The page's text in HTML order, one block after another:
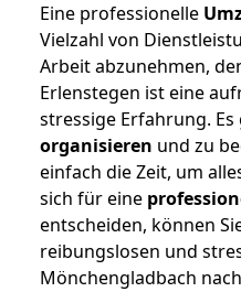
Eine professionelle
Vielzahl von
Arbeit abzunehmen,
Erlenstegen ist eine
stressige Erfahrung. Es
organisieren und zu
einfach die Zeit, um
sich für eine
entscheiden, können
reibungslosen und
Mönchengladbach